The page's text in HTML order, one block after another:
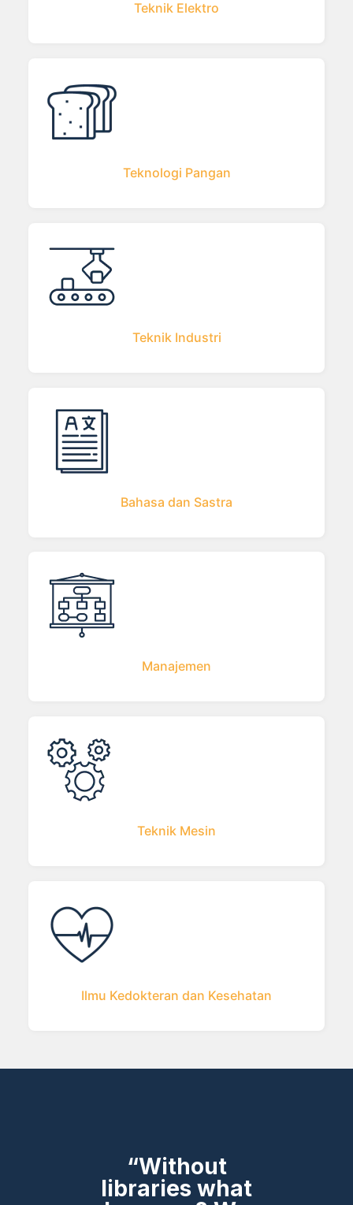
Teknik Elektro
Teknologi Pangan
Teknik Industri
Bahasa dan Sastra
Manajemen
Teknik Mesin
Ilmu Kedokteran dan Kesehatan
“Without
libraries what